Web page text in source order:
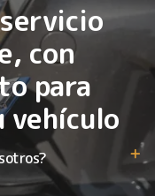
con
para
vehículo